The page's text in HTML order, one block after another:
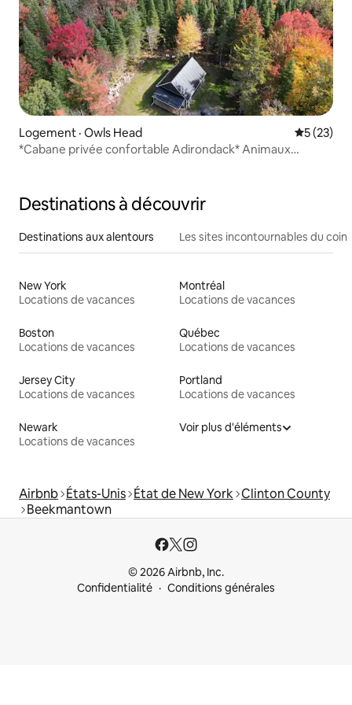
Logement · Owls Head Note
5 (23)
*Cabane privée confortable Adirondack* Animaux
Destinations à découvrir
Destinations aux alentours Les sites incontournables du coin
New York
Locations de vacances
Montréal
Locations de vacances
Boston
Locations de vacances
Québec
Locations de vacances
Jersey City
Locations de vacances
Portland
Locations de vacances
Newark
Locations de vacances
Voir plus d'éléments
Airbnb États-Unis État de New York Clinton County
Beekmantown
© 2026 Airbnb, Inc.
Confidentialité
Conditions générales